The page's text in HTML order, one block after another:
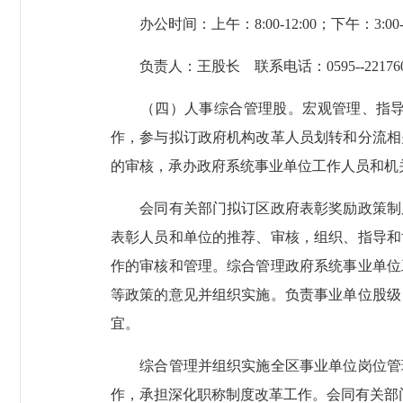
办公时间：上午：8:00-12:00；下午：
负责人：王股长 联系电话：0595--
（四）人事综合管理股。宏观管理、指导
作，参与拟订政府机构改革人员划转和分流
的审核，承办政府系统事业单位工作人员和
会同有关部门拟订区政府表彰奖励政策制
表彰人员和单位的推荐、审核，组织、指导
作的审核和管理。综合管理政府系统事业单
等政策的意见并组织实施。负责事业单位股
宜。
综合管理并组织实施全区事业单位岗位管
作，承担深化职称制度改革工作。会同有关